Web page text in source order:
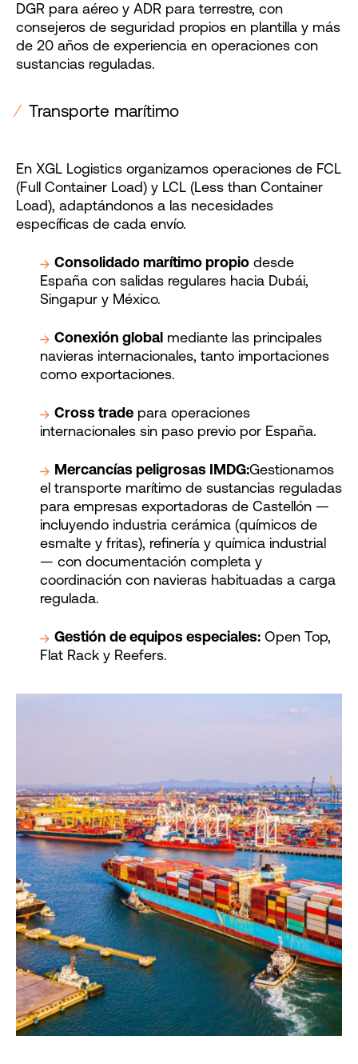
DGR para aéreo y ADR para terrestre, con
consejeros de seguridad propios en plantilla y más
de 20 años de experiencia en operaciones con
sustancias reguladas.
⁄Transporte marítimo
En XGL Logistics organizamos operaciones de FCL
(Full Container Load) y LCL (Less than Container
Load), adaptándonos a las necesidades
específicas de cada envío.
Consolidado marítimo propio desde
España con salidas regulares hacia Dubái,
Singapur y México.
Conexión global mediante las principales
navieras internacionales, tanto importaciones
como exportaciones.
Cross trade para operaciones
internacionales sin paso previo por España.
Mercancías peligrosas IMDG:Gestionamos
el transporte marítimo de sustancias reguladas
para empresas exportadoras de Castellón —
incluyendo industria cerámica (químicos de
esmalte y fritas), refinería y química industrial
— con documentación completa y
coordinación con navieras habituadas a carga
regulada.
Gestión de equipos especiales: Open Top,
Flat Rack y Reefers.